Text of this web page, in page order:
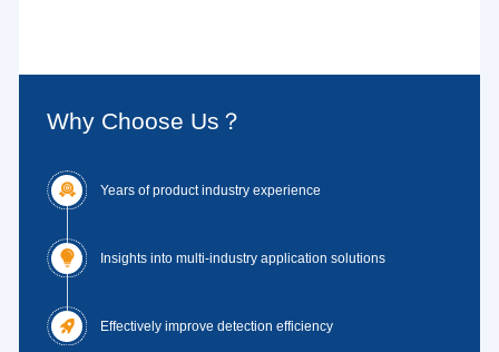
Why Choose Us？
 Years of product industry experience
 Insights into multi-industry application solutions
 Effectively improve detection efficiency